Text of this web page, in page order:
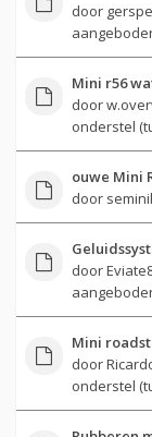
door
Mini r56
door
onderstel
ouwe Mini
door
door
Mini
door
onderstel